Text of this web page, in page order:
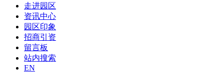
走进园区
资讯中心
园区印象
招商引资
留言板
站内搜索
EN